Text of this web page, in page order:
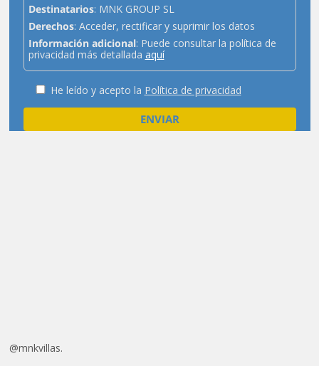
Destinatarios: MNK GROUP SL
Derechos: Acceder, rectificar y suprimir los datos
Información adicional: Puede consultar la política de
privacidad más detallada aquí
He leído y acepto la Política de privacidad
@mnkvillas.